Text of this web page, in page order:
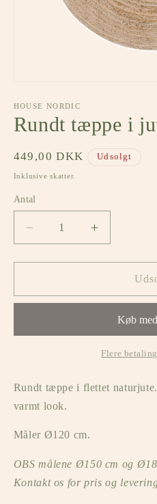
1
i
modus
HOUSE NORDIC
Rundt tæppe i
Normalpris
449,00 DKK Udsolgt
Inklusive skatter.
Antal
Antal
Reducer
antallet
for
tæppe
(Ø120
Øg
antallet
for
tæppe
(Ø120
cm)
Flere
Rundt tæppe i flettet
varmt look.
Måler Ø120 cm.
OBS målene Ø150 cm og
Kontakt os for pris og